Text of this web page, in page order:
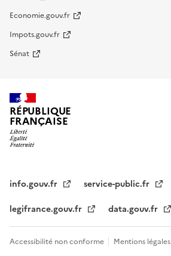
Economie.gouv.fr
Impots.gouv.fr
Sénat
RÉPUBLIQUE
FRANÇAISE
info.gouv.fr
service-public.fr
legifrance.gouv.fr
data.gouv.fr
Accessibilité non conforme Mentions légales